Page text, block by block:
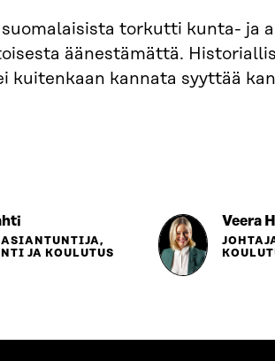
torkutti kunta- ja
äänestämättä.
kuitenkaan kannata syyttää
ASIANTUNTIJA,
JA KOULUTUS
Veera